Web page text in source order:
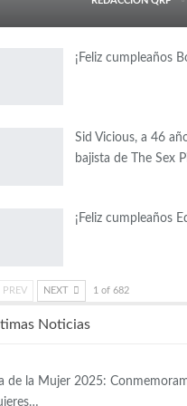
¡Feliz cumpleaños
Sid Vicious, a 46
bajista de The Sex
¡Feliz cumpleaños
PREV NEXT 1 of 682
Noticias
de la Mujer 2025: